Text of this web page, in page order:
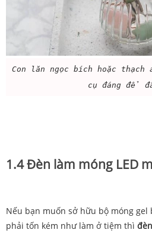
Con lăn ngọc bích hoặc thạch
cụ đáng để
1.4 Đèn làm móng LED
Nếu bạn muốn sở hữu bộ móng gel
phải tốn kém như làm ở tiệm thì